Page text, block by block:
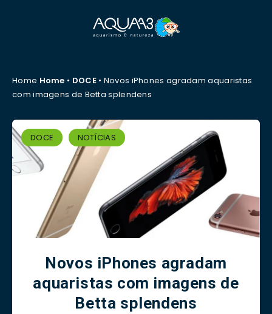
Home Home • DOCE• Novos iPhones agradam aquaristas
com imagens de Betta splendens
DOCE NOTÍCIAS
Novos iPhones agradam
aquaristas com imagens de
Betta splendens